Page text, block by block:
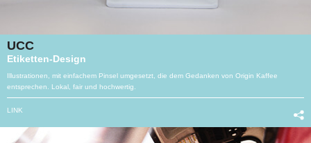
UCC
Etiketten-Design
Illustrationen, mit einfachem Pinsel umgesetzt, die dem Gedanken von Origin Kaffee
entsprechen. Lokal, fair und hochwertig.
LINK